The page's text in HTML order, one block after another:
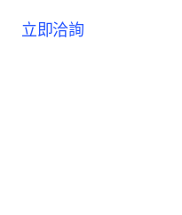
立即洽詢